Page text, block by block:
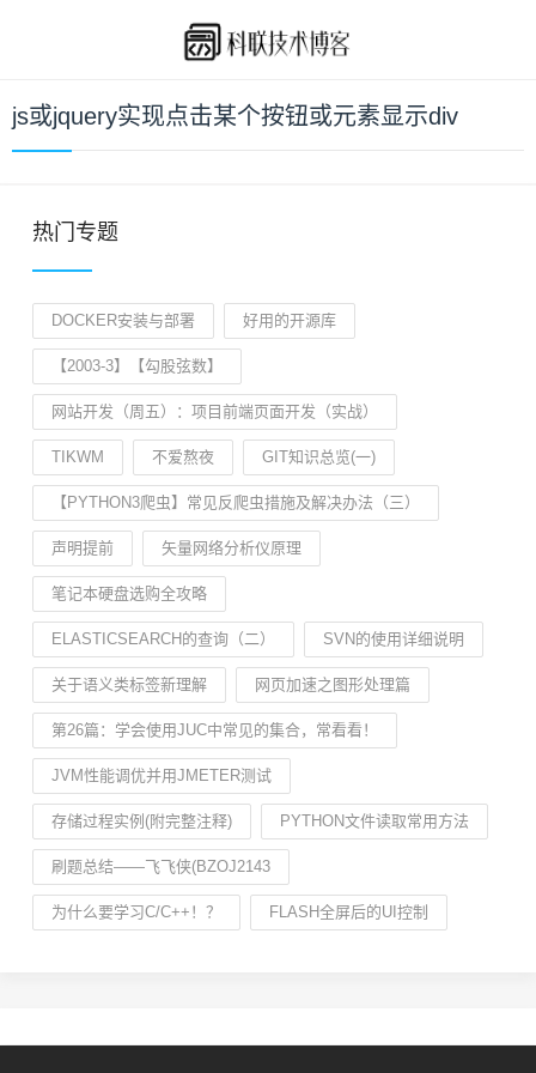
js或jquery实现点击某个按钮或元素显示div
热门专题
DOCKER安装与部署 好用的开源库
【2003-3】【勾股弦数】
网站开发（周五）：项目前端页面开发（实战）
TIKWM 不爱熬夜 GIT知识总览(一)
【PYTHON3爬虫】常见反爬虫措施及解决办法（三）
声明提前 矢量网络分析仪原理
笔记本硬盘选购全攻略
ELASTICSEARCH的查询（二） SVN的使用详细说明
关于语义类标签新理解 网页加速之图形处理篇
第26篇：学会使用JUC中常见的集合，常看看！
JVM性能调优并用JMETER测试
存储过程实例(附完整注释) PYTHON文件读取常用方法
刷题总结——飞飞侠(BZOJ2143
为什么要学习C/C++！？ FLASH全屏后的UI控制